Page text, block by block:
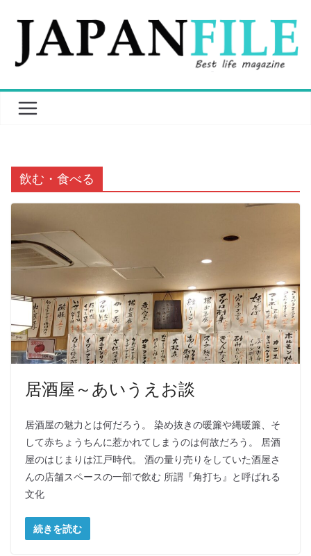
飲む・食べる
居酒屋～あいうえお談
居酒屋の魅力とは何だろう。 染め抜きの暖簾や縄暖簾、そ
して赤ちょうちんに惹かれてしまうのは何故だろう。 居酒
屋のはじまりは江戸時代。 酒の量り売りをしていた酒屋さ
んの店舗スペースの一部で飲む 所謂『角打ち』と呼ばれる
文化
続きを読む